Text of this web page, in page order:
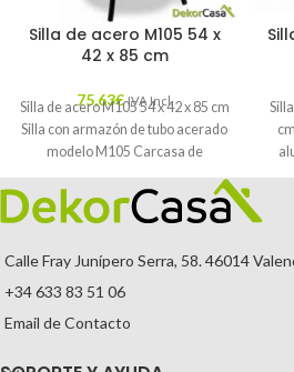
Silla de acero M105 54 x
42 x 85 cm
75,63€ IVA Incl.
Silla de acero M105 54 x 42 x 85 cm
Silla con armazón de tubo acerado
modelo M105 Carcasa de
Calle Fray Junípero Serra, 58. 46014
+34 633 83 51 06
Email de Contacto